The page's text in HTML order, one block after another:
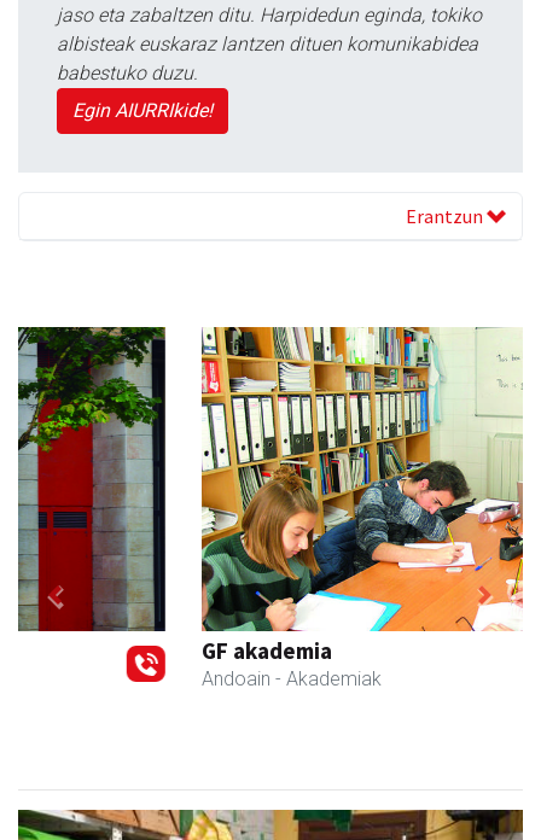
jaso eta zabaltzen ditu. Harpidedun eginda, tokiko
albisteak euskaraz lantzen dituen komunikabidea
babestuko duzu.
Egin AIURRIkide!
Erantzun
GF akademia
- Akademiak
Previous Next